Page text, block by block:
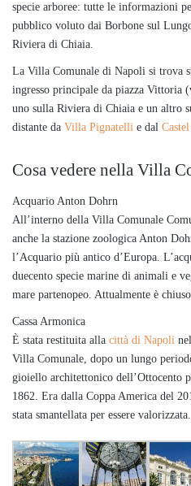
specie arboree: tutte le informazioni
pubblico voluto dai Borbone sul
Riviera di Chiaia.
La Villa Comunale di Napoli si trova
ingresso principale da piazza Vittoria
uno sulla Riviera di Chiaia e un altro
distante da Villa Pignatelli e dal
Cosa vedere nella Villa
Acquario Anton Dohrn
All’interno della Villa Comunale
anche la stazione zoologica Anton
l’Acquario più antico d’Europa.
duecento specie marine di animali e
mare partenopeo. Attualmente è
Cassa Armonica
È stata restituita alla città di Napoli
Villa Comunale, dopo un lungo
gioiello architettonico dell’Ottocento
1862. Era dalla Coppa America del
stata smantellata per essere valorizzata.